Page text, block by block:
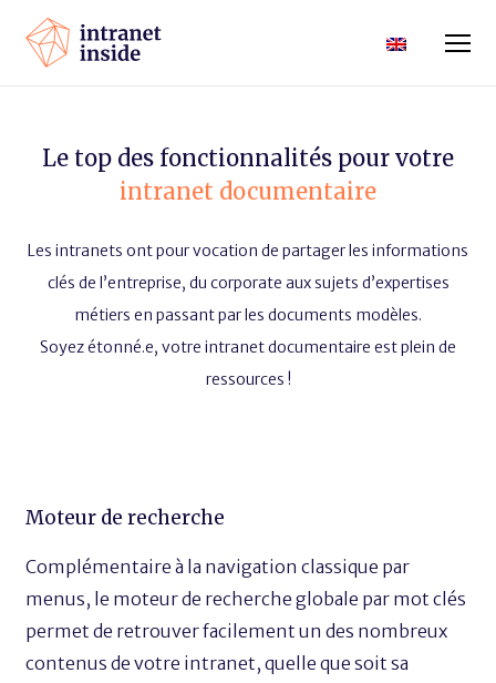
Le top des fonctionnalités pour votre
intranet documentaire
Les intranets ont pour vocation de partager les informations
clés de l’entreprise, du corporate aux sujets d’expertises
métiers en passant par les documents modèles.
Soyez étonné.e, votre intranet documentaire est plein de
ressources !
Moteur de recherche
Complémentaire à la navigation classique par
menus, le moteur de recherche globale par mot clés
permet de retrouver facilement un des nombreux
contenus de votre intranet, quelle que soit sa